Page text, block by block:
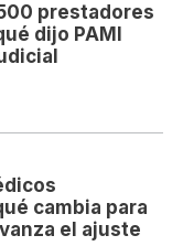
prestadores
dijo PAMI
cambia para
el ajuste